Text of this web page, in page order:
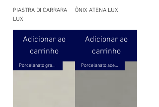
PIASTRA DI CARRARA
LUX
Adicionar ao
carrinho
ÔNIX ATENA LUX
Adicionar ao
carrinho
Porcelanato granilhado Porcelanato acetinado